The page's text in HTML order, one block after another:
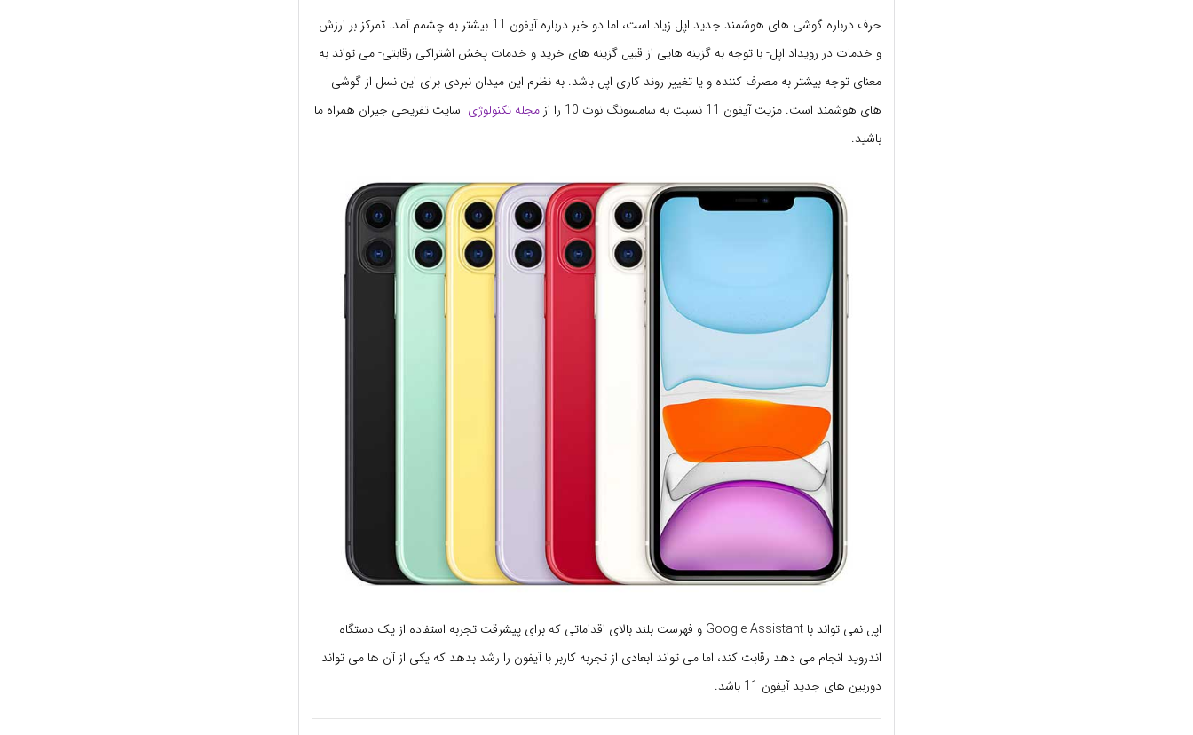
حرف درباره گوشی های هوشمند جدید اپل زیاد است، اما دو خبر درباره آیفون 11 بیشتر به چشمم آمد. تمرکز بر ارزش
و خدمات در رویداد اپل- با توجه به گزینه هایی از قبیل گزینه های خرید و خدمات پخش اشتراکی رقابتی- می تواند به
معنای توجه بیشتر به مصرف کننده و یا تغییر روند کاری اپل باشد. به نظرم این میدان نبردی برای این نسل از گوشی
های هوشمند است. مزیت آیفون 11 نسبت به سامسونگ نوت 10 را از
مجله تکنولوژی سایت تفریحی جیران همراه ما
باشید.
اپل نمی تواند با Google Assistant و فهرست بلند بالای اقداماتی که برای پیشرقت تجربه استفاده از یک دستگاه
اندروید انجام می دهد رقابت کند، اما می تواند ابعادی از تجربه کاربر با آیفون را رشد بدهد که یکی از آن ها می تواند
دوربین های جدید آیفون 11 باشد.